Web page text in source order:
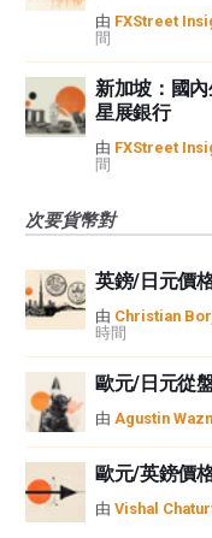
由 FXStreet
間
新加坡：國
星展銀行
由 FXStreet
間
次要貨幣對
英鎊/日元價
由 Christian
時間
歐元/日元從
由 Agustin
歐元/英鎊價
由 Vishal